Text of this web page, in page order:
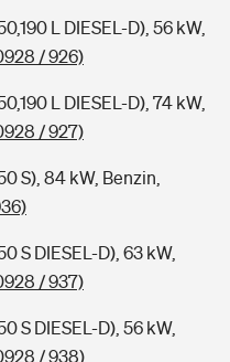
L DIESEL-D), 56 kW,
/ 926)
L DIESEL-D), 74 kW,
/ 927)
S), 84 kW, Benzin,
S DIESEL-D), 63 kW,
/ 937)
S DIESEL-D), 56 kW,
/ 938)